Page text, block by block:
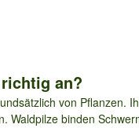
an?
von Pflanzen.
Waldpilze binden